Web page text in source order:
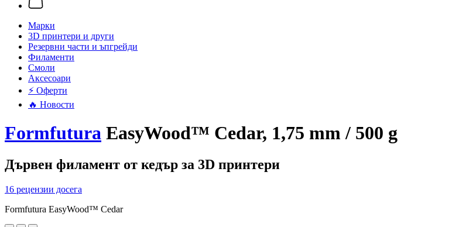
Mарки
3D принтери и други
Резервни части и ъпгрейди
Филаменти
Смоли
Аксесоари
⚡ Оферти
🔥 Новости
Formfutura EasyWood™ Cedar, 1,75 mm / 500 g
Дървен филамент от кедър за 3D принтери
16 рецензии досега
Formfutura EasyWood™ Cedar